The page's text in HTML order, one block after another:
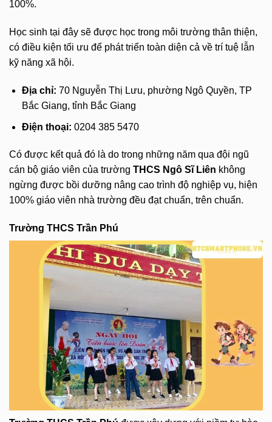
100%.
Học sinh tại đây sẽ được học trong môi trường thân thiện,
có điều kiện tối ưu để phát triển toàn diện cả về trí tuệ lẫn
kỹ năng xã hội.
Địa chỉ: 70 Nguyễn Thị Lưu, phường Ngô Quyền, TP
Bắc Giang, tỉnh Bắc Giang
Điện thoại: 0204 385 5470
Có được kết quả đó là do trong những năm qua đội ngũ
cán bộ giáo viên của trường THCS Ngô Sĩ Liên không
ngừng được bồi dưỡng nâng cao trình độ nghiệp vụ, hiện
100% giáo viên nhà trường đều đạt chuẩn, trên chuẩn.
Trường THCS Trần Phú